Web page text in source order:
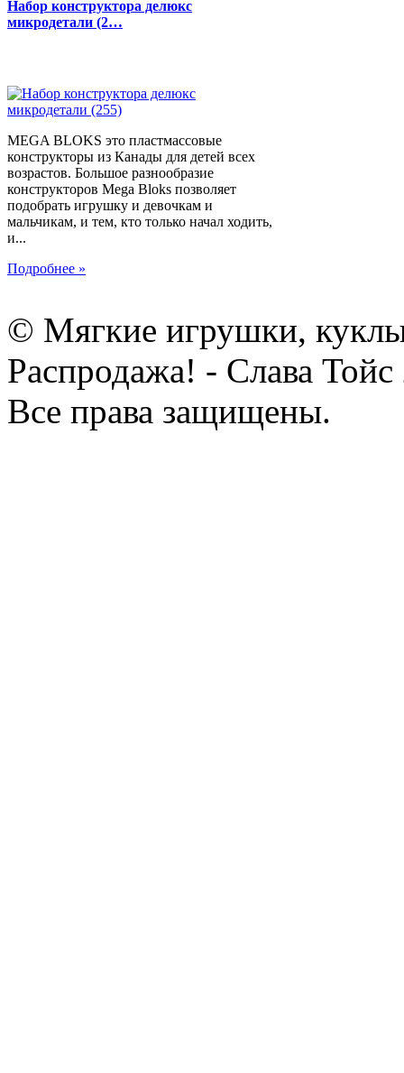
Набор конструктора делюкс
микродетали (2…
MEGA BLOKS это пластмассовые
конструкторы из Канады для детей всех
возрастов. Большое разнообразие
конструкторов Mega Bloks позволяет
подобрать игрушку и девочкам и
мальчикам, и тем, кто только начал ходить,
и...
Подробнее »
© Мягкие игрушки,
Распродажа! - Слава Тойс
Все права защищены.